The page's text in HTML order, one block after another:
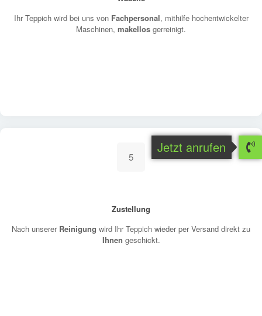
Ihr Teppich wird bei uns von Fachpersonal, mithilfe hochentwickelter
Maschinen, makellos gerreinigt.
5
Zustellung
Nach unserer Reinigung wird Ihr Teppich wieder per Versand direkt zu
Ihnen geschickt.
Jetzt anrufen